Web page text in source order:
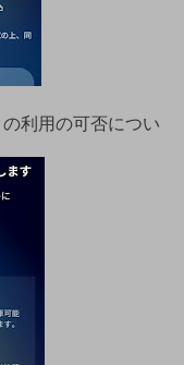
利用の可否につい